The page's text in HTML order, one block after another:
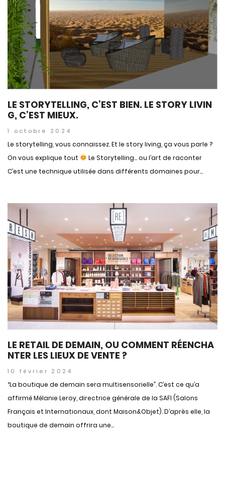
LE STORYTELLING, C’EST BIEN. LE STORY LIVIN
G, C’EST MIEUX.
1 octobre 2024
Le storytelling, vous connaissez. Et le story living, ça vous parle ?
On vous explique tout
Le Storytelling… ou l’art de raconter
C’est une technique utilisée dans différents domaines pour...
LE RETAIL DE DEMAIN, OU COMMENT RÉENCHA
NTER LES LIEUX DE VENTE ?
10 février 2024
“La boutique de demain sera multisensorielle”. C’est ce qu’a
affirmé Mélanie Leroy, directrice générale de la SAFI (Salons
Français et Internationaux, dont Maison&Objet). D’après elle, la
boutique de demain offrira une...